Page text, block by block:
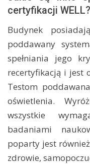
certyfikacji WELL?
Budynek
poddawany
spełniania jego
recertyfikacją i jest
Testom
oświetlenia.
wszystkie
badaniami
poparty jest
zdrowie,